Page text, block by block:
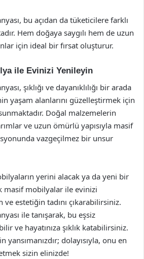
bu açıdan da tüketicilere farklı
Hem doğaya saygılı hem de uzun
için ideal bir fırsat oluşturur.
ile Evinizi Yenileyin
şıklığı ve dayanıklılığı bir arada
yaşam alanlarını güzelleştirmek için
Doğal malzemelerin
ve uzun ömürlü yapısıyla masif
vazgeçilmez bir unsur
yerini alacak ya da yeni bir
masif mobilyalar ile evinizi
estetiğin tadını çıkarabilirsiniz.
ile tanışarak, bu eşsiz
ve hayatınıza şıklık katabilirsiniz.
yansımanızdır; dolayısıyla, onu en
sizin elinizde!